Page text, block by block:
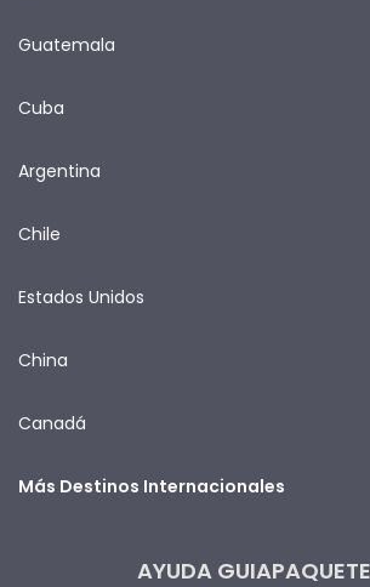
Guatemala
Cuba
Argentina
Chile
Estados Unidos
China
Canadá
Más Destinos Internacionales
AYUDA